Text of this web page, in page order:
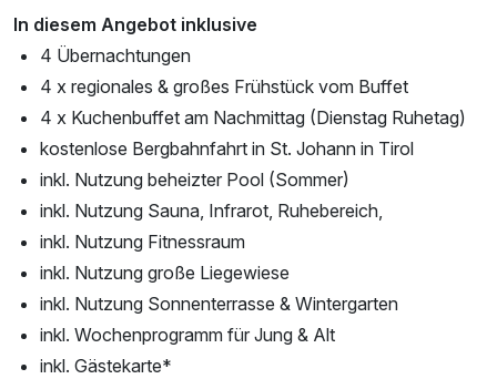
In diesem Angebot inklusive
4 Übernachtungen
4 x regionales & großes Frühstück vom Buffet
4 x Kuchenbuffet am Nachmittag (Dienstag Ruhetag)
kostenlose Bergbahnfahrt in St. Johann in Tirol
inkl. Nutzung beheizter Pool (Sommer)
inkl. Nutzung Sauna, Infrarot, Ruhebereich,
inkl. Nutzung Fitnessraum
inkl. Nutzung große Liegewiese
inkl. Nutzung Sonnenterrasse & Wintergarten
inkl. Wochenprogramm für Jung & Alt
inkl. Gästekarte*